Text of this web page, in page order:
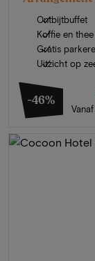
Ontbijtbuffet
Koffie en thee
Gratis
Uitzicht op
-46%
Vanaf